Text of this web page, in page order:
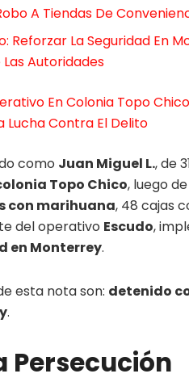
A Tiendas De
Reforzar La Seguridad En
Autoridades
En Colonia Topo Chico
Lucha Contra El Delito
como Juan Miguel L., de
Topo Chico, luego
con marihuana, 48 cajas
del operativo Escudo,
en Monterrey.
esta nota son: detenido
.
Persecución